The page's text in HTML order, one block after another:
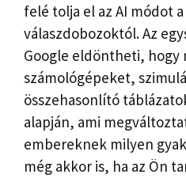
felé tolja el az AI módot
válaszdobozoktól. Az
Google eldöntheti,
számológépeket,
összehasonlító
alapján, ami
embereknek milyen
még akkor is, ha az Ön